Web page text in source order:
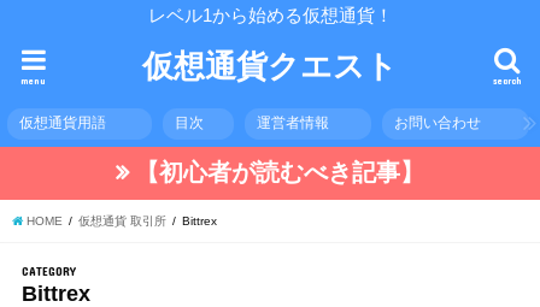
レベル1から始める仮想通貨！
仮想通貨クエスト search
menu
仮想通貨用語 目次 運営者情報 お問い合わせ
【初心者が読むべき記事】
HOME 仮想通貨 取引所 Bittrex
CATEGORY
Bittrex